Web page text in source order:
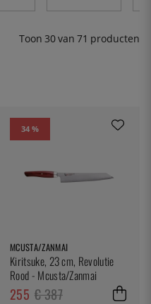
Toon 30van 71 producten
34 %
MCUSTA/ZANMAI
Kiritsuke, 23 cm, Revolutie
Rood - Mcusta/Zanmai
255 € 387